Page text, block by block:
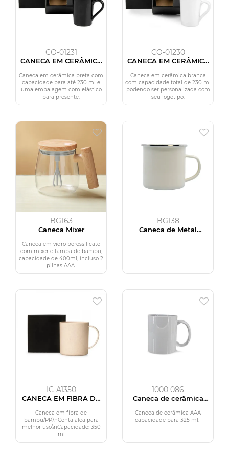
CO-01231
CANECA EM CERÂMICA
Caneca em cerâmica preta com
capacidade para até 230 ml e
uma embalagem com elástico
para presente.
CO-01230
CANECA EM CERÂMICA
Caneca em cerâmica branca
com capacidade total de 230 ml
podendo ser personalizada com
seu logotipo.
BG163
Caneca Mixer
Caneca em vidro borossilicato
com mixer e tampa de bambu,
capacidade de 400ml, incluso 2
pilhas AAA.
BG138
Caneca de Metal
IC-A1350
CANECA EM FIBRA DE
350 ML
Caneca em fibra de
bambu/PP.\nConta alça para
melhor uso.\nCapacidade: 350
ml
1000 086
Caneca de cerâmica
Caneca de cerâmica AAA
capacidade para 325 ml.